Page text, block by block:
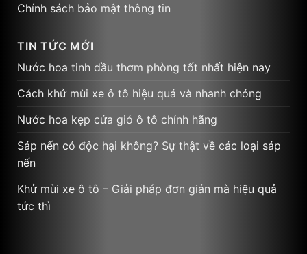
Chính sách bảo mật thông tin
TIN TỨC MỚI
Nước hoa tinh dầu thơm phòng tốt nhất hiện nay
Cách khử mùi xe ô tô hiệu quả và nhanh chóng
Nước hoa kẹp cửa gió ô tô chính hãng
Sáp nến có độc hại không? Sự thật về các loại sáp
nến
Khử mùi xe ô tô – Giải pháp đơn giản mà hiệu quả
tức thì